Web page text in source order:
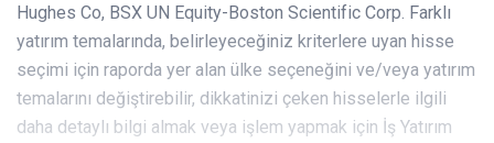
Hughes Co, BSX UN Equity-Boston Scientific Corp. Farklı
yatırım temalarında, belirleyeceğiniz kriterlere uyan hisse
seçimi için raporda yer alan ülke seçeneğini ve/veya yatırım
temalarını değiştirebilir, dikkatinizi çeken hisselerle ilgili
daha detaylı bilgi almak veya işlem yapmak için İş Yatırım